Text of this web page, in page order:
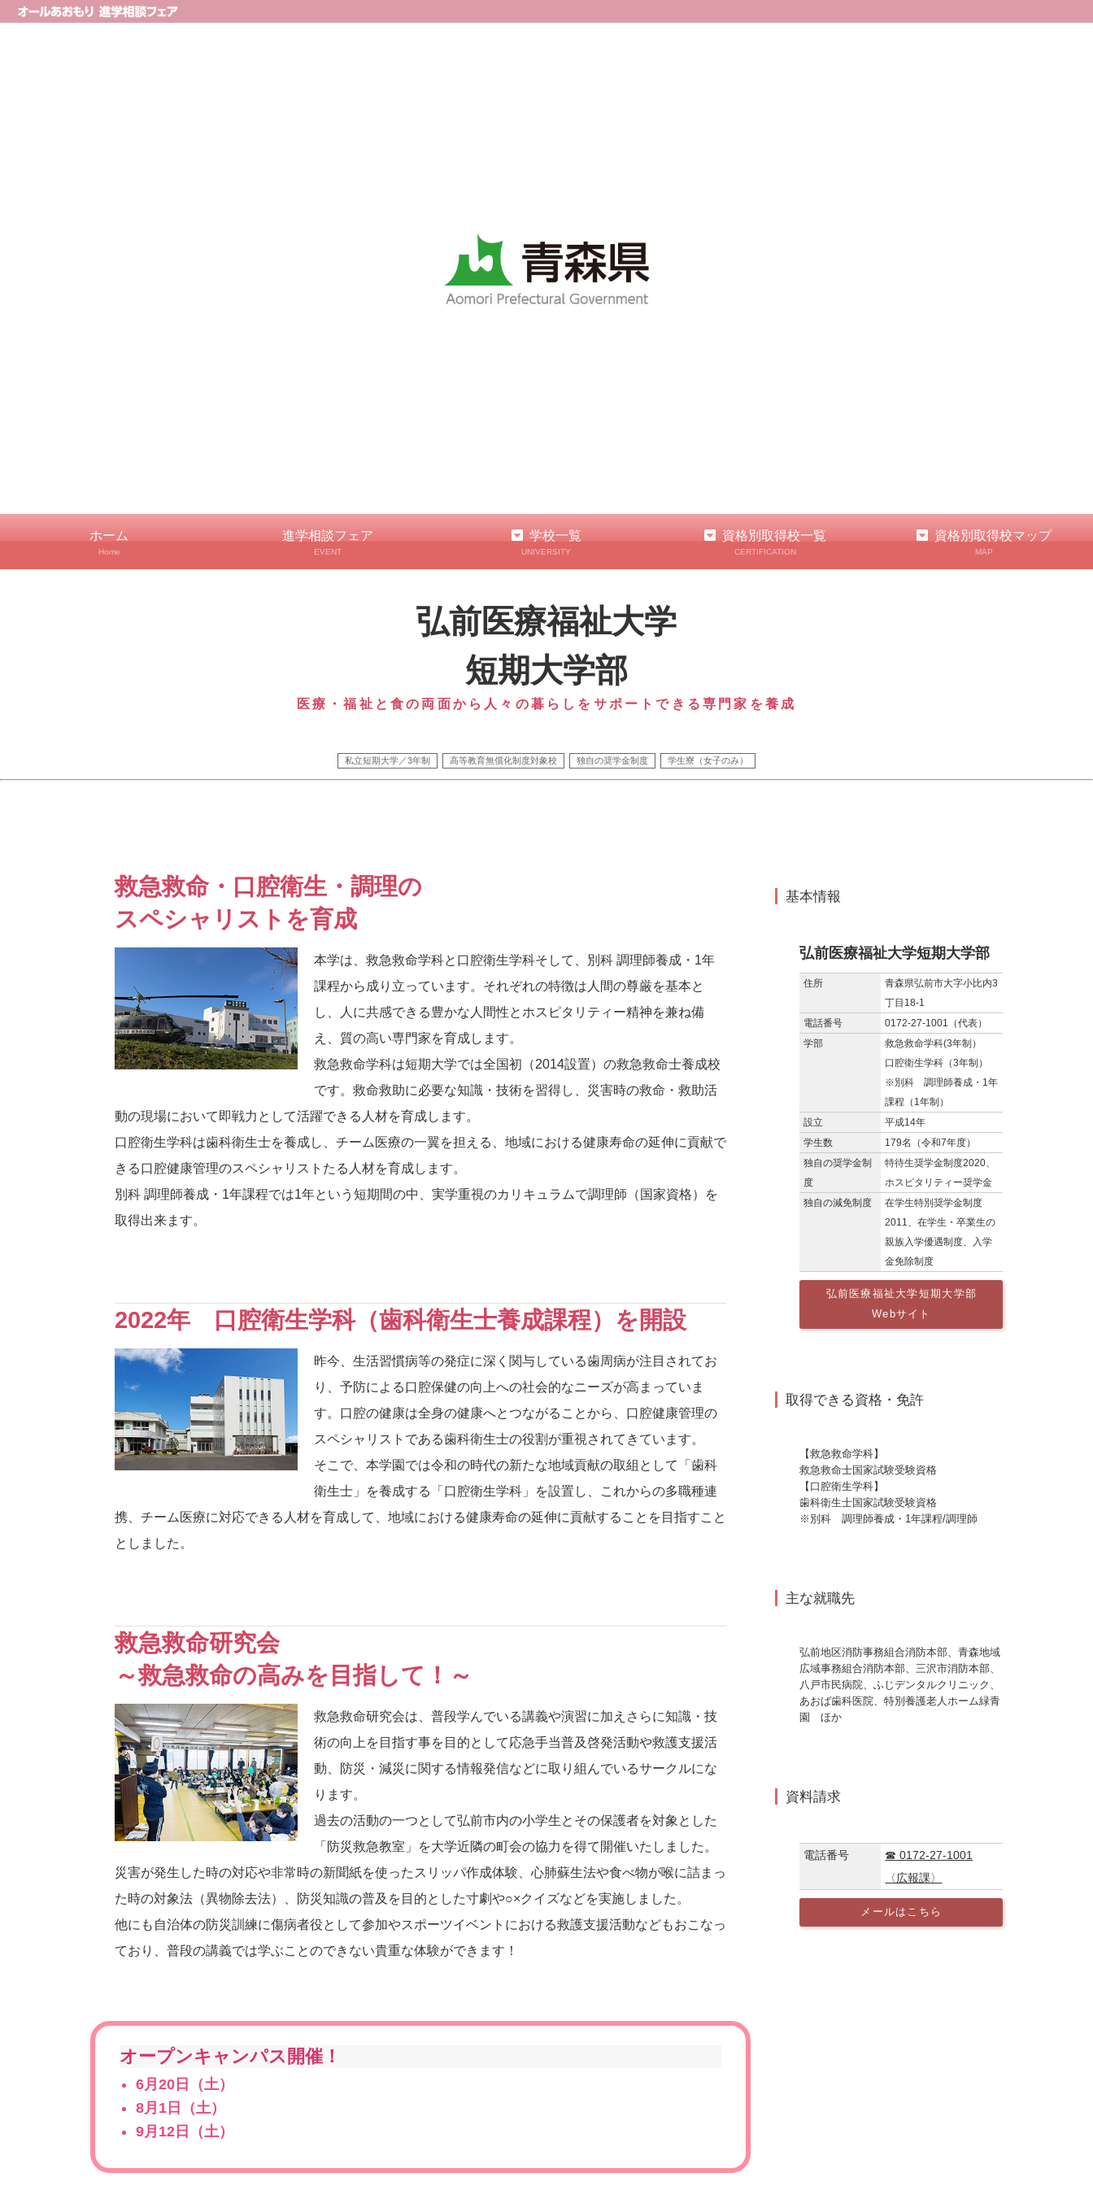
ホーム
Home
進学相談フェア
EVENT
学校一覧
UNIVERSITY
資格別取得校一覧
CERTIFICATION
資格別取得校マップ
MAP
弘前医療福祉大学
短期大学部
医療・福祉と食の両面から人々の暮らしをサポートできる専門家を養成
私立短期大学／3年制 高等教育無償化制度対象校 独自の奨学金制度 学生寮（女子のみ）
救急救命・口腔衛生・調理の
スペシャリストを育成
本学は、救急救命学科と口腔衛生学科そして、別科 調理師養成・1年
課程から成り立っています。それぞれの特徴は人間の尊厳を基本と
し、人に共感できる豊かな人間性とホスピタリティー精神を兼ね備
え、質の高い専門家を育成します。
救急救命学科は短期大学では全国初（2014設置）の救急救命士養成校
です。救命救助に必要な知識・技術を習得し、災害時の救命・救助活
動の現場において即戦力として活躍できる人材を育成します。
口腔衛生学科は歯科衛生士を養成し、チーム医療の一翼を担える、地域における健康寿命の延伸に貢献で
きる口腔健康管理のスペシャリストたる人材を育成します。
別科 調理師養成・1年課程では1年という短期間の中、実学重視のカリキュラムで調理師（国家資格）を
取得出来ます。
2022年 口腔衛生学科（歯科衛生士養成課程）を開設
昨今、生活習慣病等の発症に深く関与している歯周病が注目されてお
り、予防による口腔保健の向上への社会的なニーズが高まっていま
す。口腔の健康は全身の健康へとつながることから、口腔健康管理の
スペシャリストである歯科衛生士の役割が重視されてきています。
そこで、本学園では令和の時代の新たな地域貢献の取組として「歯科
衛生士」を養成する「口腔衛生学科」を設置し、これからの多職種連
携、チーム医療に対応できる人材を育成して、地域における健康寿命の延伸に貢献することを目指すこと
としました。
救急救命研究会
～救急救命の高みを目指して！～
救急救命研究会は、普段学んでいる講義や演習に加えさらに知識・技
術の向上を目指す事を目的として応急手当普及啓発活動や救護支援活
動、防災・減災に関する情報発信などに取り組んでいるサークルにな
ります。
過去の活動の一つとして弘前市内の小学生とその保護者を対象とした
「防災救急教室」を大学近隣の町会の協力を得て開催いたしました。
災害が発生した時の対応や非常時の新聞紙を使ったスリッパ作成体験、心肺蘇生法や食べ物が喉に詰まっ
た時の対象法（異物除去法）、防災知識の普及を目的とした寸劇や○×クイズなどを実施しました。
他にも自治体の防災訓練に傷病者役として参加やスポーツイベントにおける救護支援活動などもおこなっ
ており、普段の講義では学ぶことのできない貴重な体験ができます！
オープンキャンパス開催！
6月20日（土）
8月1日（土）
9月12日（土）
基本情報
弘前医療福祉大学短期大学部
住所
青森県弘前市大字小比内3
丁目18-1
電話番号
0172-27-1001（代表）
学部
救急救命学科(3年制）
口腔衛生学科（3年制）
※別科 調理師養成・1年
課程（1年制）
設立
平成14年
学生数
179名（令和7年度）
独自の奨学金制
度
特待生奨学金制度2020、
ホスピタリティー奨学金
独自の減免制度
在学生特別奨学金制度
2011、在学生・卒業生の
親族入学優遇制度、入学
金免除制度
弘前医療福祉大学短期大学部
Webサイト
取得できる資格・免許
【救急救命学科】
救急救命士国家試験受験資格
【口腔衛生学科】
歯科衛生士国家試験受験資格
※別科 調理師養成・1年課程/調理師
主な就職先
弘前地区消防事務組合消防本部、青森地域
広域事務組合消防本部、三沢市消防本部、
八戸市民病院、ふじデンタルクリニック、
あおば歯科医院、特別養護老人ホーム緑青
園 ほか
資料請求
電話番号
☎ 0172-27-1001
〈広報課〉
メールはこちら